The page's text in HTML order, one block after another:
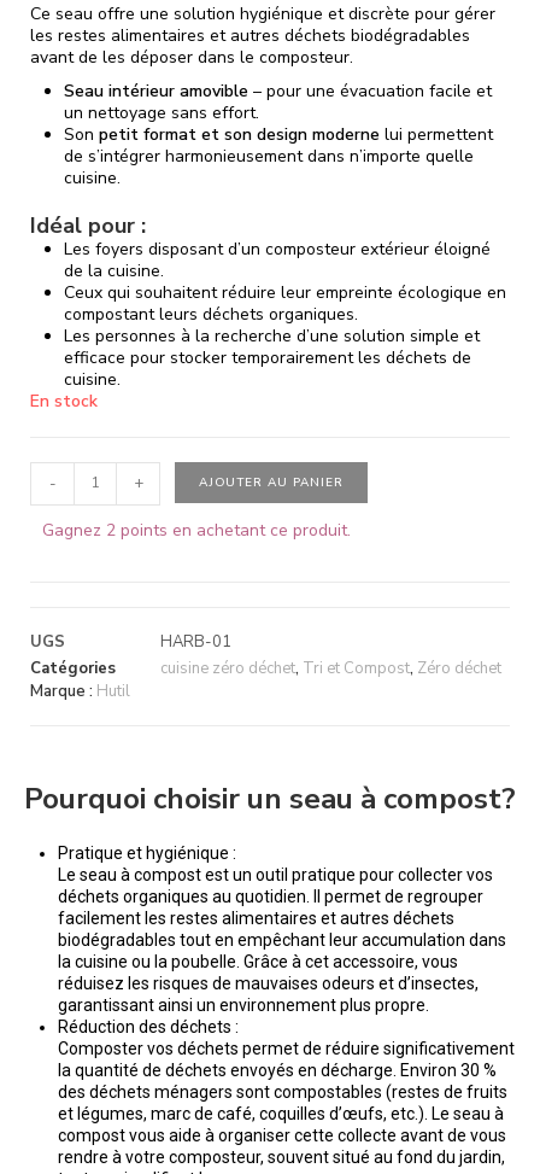
Ce seau offre une solution hygiénique et discrète pour gérer
les restes alimentaires et autres déchets biodégradables
avant de les déposer dans le composteur.
Seau intérieur amovible – pour une évacuation facile et
un nettoyage sans effort.
Son petit format et son design moderne lui permettent
de s’intégrer harmonieusement dans n’importe quelle
cuisine.
Idéal pour :
Les foyers disposant d’un composteur extérieur éloigné
de la cuisine.
Ceux qui souhaitent réduire leur empreinte écologique en
compostant leurs déchets organiques.
Les personnes à la recherche d’une solution simple et
efficace pour stocker temporairement les déchets de
cuisine.
En stock
- + AJOUTER AU PANIER
Gagnez 2 points en achetant ce produit.
UGS
HARB-01
Catégories
cuisine zéro déchet, Tri et Compost, Zéro déchet
Marque : Hutil
Pourquoi choisir un seau à compost?
Pratique et hygiénique :
Le seau à compost est un outil pratique pour collecter vos
déchets organiques au quotidien. Il permet de regrouper
facilement les restes alimentaires et autres déchets
biodégradables tout en empêchant leur accumulation dans
la cuisine ou la poubelle. Grâce à cet accessoire, vous
réduisez les risques de mauvaises odeurs et d’insectes,
garantissant ainsi un environnement plus propre.
Réduction des déchets :
Composter vos déchets permet de réduire significativement
la quantité de déchets envoyés en décharge. Environ 30 %
des déchets ménagers sont compostables (restes de fruits
et légumes, marc de café, coquilles d’œufs, etc.). Le seau à
compost vous aide à organiser cette collecte avant de vous
rendre à votre composteur, souvent situé au fond du jardin,